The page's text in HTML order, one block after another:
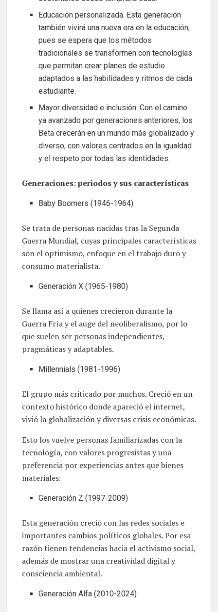
Educación personalizada. Esta generación
también vivirá una nueva era en la educación,
pues se espera que los métodos
tradicionales se transformen con tecnologías
que permitan crear planes de estudio
adaptados a las habilidades y ritmos de cada
estudiante.
Mayor diversidad e inclusión. Con el camino
ya avanzado por generaciones anteriores, los
Beta crecerán en un mundo más globalizado y
diverso, con valores centrados en la igualdad
y el respeto por todas las identidades.
Generaciones: periodos y sus características
Baby Boomers (1946-1964)
Se trata de personas nacidas tras la Segunda
Guerra Mundial, cuyas principales características
son el optimismo, enfoque en el trabajo duro y
consumo materialista.
Generación X (1965-1980)
Se llama así a quienes crecieron durante la
Guerra Fría y el auge del neoliberalismo, por lo
que suelen ser personas independientes,
pragmáticas y adaptables.
Millennials (1981-1996)
El grupo más criticado por muchos. Creció en un
contexto histórico donde apareció el internet,
vivió la globalización y diversas crisis económicas.
Esto los vuelve personas familiarizadas con la
tecnología, con valores progresistas y una
preferencia por experiencias antes que bienes
materiales.
Generación Z (1997-2009)
Esta generación creció con las redes sociales e
importantes cambios políticos globales. Por esa
razón tienen tendencias hacia el activismo social,
además de mostrar una creatividad digital y
consciencia ambiental.
Generación Alfa (2010-2024)